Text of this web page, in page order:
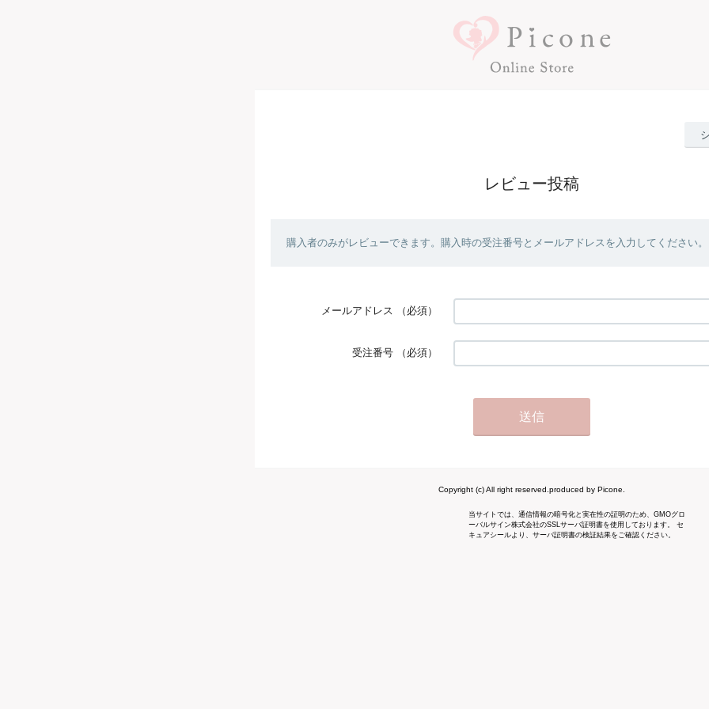
レビュー投稿
購入者のみがレビューできます。購入時の受注番号とメールアドレスを入力してください。
メールアドレス （必須）
受注番号 （必須）
Copyright (c) All right reserved.produced by Picone.
当サイトでは、通信情報の暗号化と実在性の証明のため、GMOグロ
ーバルサイン株式会社のSSLサーバ証明書を使用しております。 セ
キュアシールより、サーバ証明書の検証結果をご確認ください。